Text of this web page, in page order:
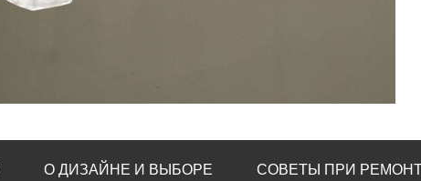
О ДИЗАЙНЕ И ВЫБОРЕ СОВЕТЫ ПРИ